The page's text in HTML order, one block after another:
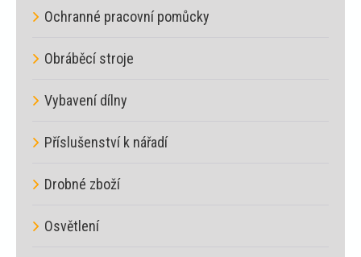
Ochranné pracovní pomůcky
Obráběcí stroje
Vybavení dílny
Příslušenství k nářadí
Drobné zboží
Osvětlení